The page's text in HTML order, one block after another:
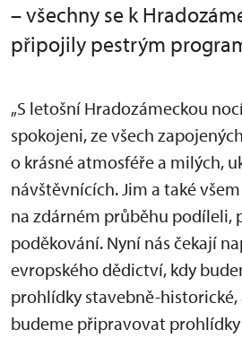
– všechny se k
připojily pestrým
„S letošní Hradozámeckou
spokojeni, ze všech
o krásné atmosféře a milých,
návštěvnících. Jim a také
na zdárném průběhu podíleli,
poděkování. Nyní nás čekají
evropského dědictví, kdy
prohlídky stavebně-historické,
budeme připravovat